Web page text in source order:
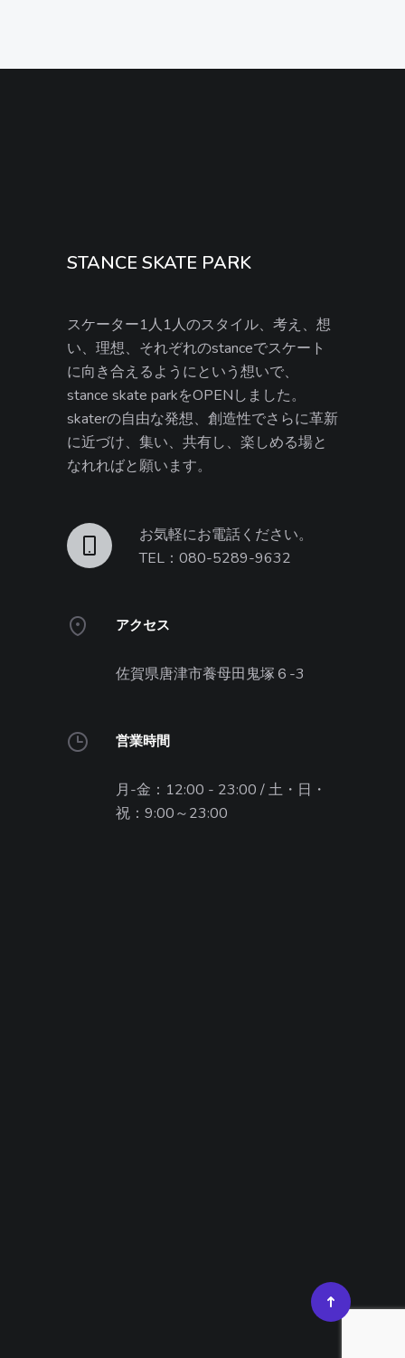
STANCE SKATE PARK
スケーター1人1人のスタイル、考え、想
い、理想、それぞれのstanceでスケート
に向き合えるようにという想いで、
stance skate parkをOPENしました。
skaterの自由な発想、創造性でさらに革新
に近づけ、集い、共有し、楽しめる場と
なれればと願います。
お気軽にお電話ください。
TEL：080-5289-9632
アクセス
佐賀県唐津市養母田鬼塚６-3
営業時間
月-金：12:00 - 23:00 / 土・日・
祝：9:00～23:00